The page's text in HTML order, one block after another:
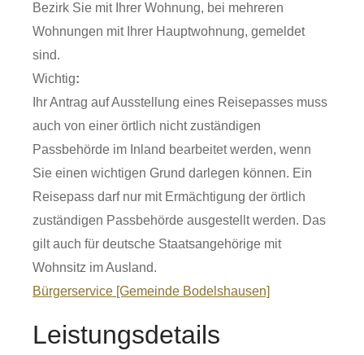
Bezirk Sie mit Ihrer Wohnung, bei mehreren
Wohnungen mit Ihrer Hauptwohnung, gemeldet
sind.
Wichtig:
Ihr Antrag auf Ausstellung eines Reisepasses muss
auch von einer örtlich nicht zuständigen
Passbehörde im Inland bearbeitet werden, wenn
Sie einen wichtigen Grund darlegen können. Ein
Reisepass darf nur mit Ermächtigung der örtlich
zuständigen Passbehörde ausgestellt werden. Das
gilt auch für deutsche Staatsangehörige mit
Wohnsitz im Ausland.
Bürgerservice [Gemeinde Bodelshausen]
Leistungsdetails